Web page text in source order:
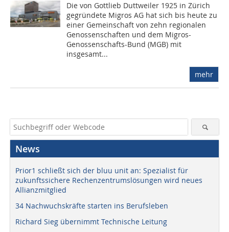
Die von Gottlieb Duttweiler 1925 in Zürich
gegründete Migros AG hat sich bis heute zu
einer Gemeinschaft von zehn regionalen
Genossenschaften und dem Migros-
Genossenschafts-Bund (MGB) mit
insgesamt...
mehr
News
Prior1 schließt sich der bluu unit an: Spezialist für
zukunftssichere Rechenzentrumslösungen wird neues
Allianzmitglied
34 Nachwuchskräfte starten ins Berufsleben
Richard Sieg übernimmt Technische Leitung